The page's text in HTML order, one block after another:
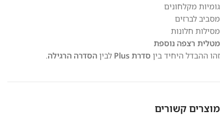
גומיות מקלחונים
מסביב לברזים
מסילות חלונות
מטלית רצפה נוספת
זהו ההבדל היחיד בין סדרת Plus לביןהסדרה הרגילה.
מוצרים קשורים